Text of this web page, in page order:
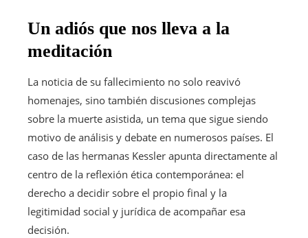
Un adiós que nos lleva a la
meditación
La noticia de su fallecimiento no solo reavivó
homenajes, sino también discusiones complejas
sobre la muerte asistida, un tema que sigue siendo
motivo de análisis y debate en numerosos países. El
caso de las hermanas Kessler apunta directamente al
centro de la reflexión ética contemporánea: el
derecho a decidir sobre el propio final y la
legitimidad social y jurídica de acompañar esa
decisión.